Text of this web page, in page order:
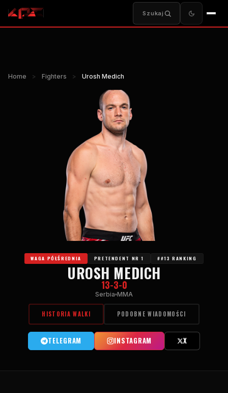
Szukaj
Home > Fighters > Urosh Medich
WAGA PÓŁŚREDNIA PRETENDENT NR 1 ##13 RANKING
UROSH MEDICH
13-3-0
Serbia MMA
HISTORIA WALKI PODOBNE WIADOMOŚCI
TELEGRAM INSTAGRAM X